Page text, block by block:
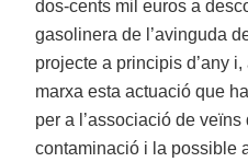
dos-cents mil euros a
gasolinera de l’avinguda
projecte a principis d’any
marxa esta actuació que
per a l’associació de
contaminació i la possible